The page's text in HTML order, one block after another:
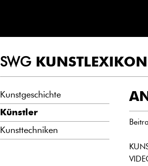
SWG KUNSTLEXIKON
Kunstgeschichte
Künstler
Kunsttechniken